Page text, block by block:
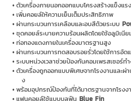
ตัวเครื่องภายนอกออกแบบโครงสร้างแข็งแ
เพิ่มคอยล์ให้ความเย็นเต็มประสิทธิภาพ
ผ่านกระบวนการเคลือบและอบสีด้วยระบบ
ชุดคอยล์ระบายความร้อนผลิตโดยใช้อลูมิเนี
ท่อทองแดงภายในเครื่องมาตรฐานสูง
ผ่านกระบวนการทดสอบรอยรั่วโดยใช้การอั
ระบบหน่วงเวลาช่วยป้องกันคอมเพรสเซอร์ท
ตัวเครื่องถูกออกแบบพิเศษจากโรงงานและผ่
ง
พร้อมอุปกรณ์ป้องกันที่ได้มาตรฐานจากโรงง
แฟนคอยล์ใช้แบบบลูฟิน Blue Fin